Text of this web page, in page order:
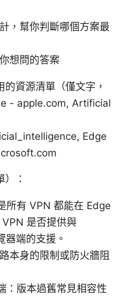
，幫你判斷哪個方案最
想問的答案
資源清單（僅文字，
- apple.com, Artificial
Edge
：
所有 VPN 都能在 Edge
是否提供與
端的支援。
本身的限制或防火牆阻
：版本過舊常見相容性